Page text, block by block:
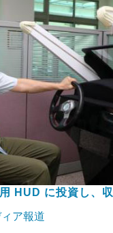
HUD に投資し、
ィア報道